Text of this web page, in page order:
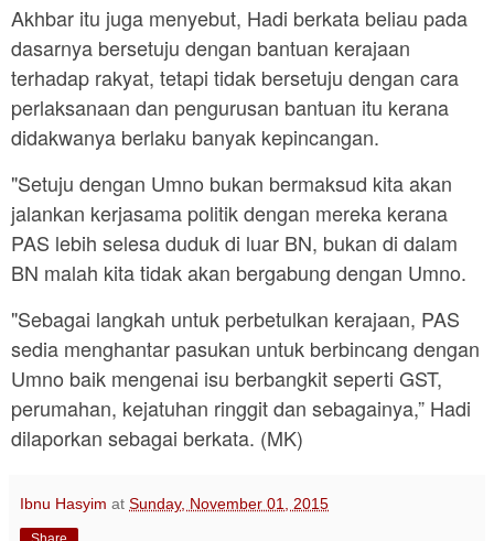
Akhbar itu juga menyebut, Hadi berkata beliau pada
dasarnya bersetuju dengan bantuan kerajaan
terhadap rakyat, tetapi tidak bersetuju dengan cara
perlaksanaan dan pengurusan bantuan itu kerana
didakwanya berlaku banyak kepincangan.
"Setuju dengan Umno bukan bermaksud kita akan
jalankan kerjasama politik dengan mereka kerana
PAS lebih selesa duduk di luar BN, bukan di dalam
BN malah kita tidak akan bergabung dengan Umno.
"Sebagai langkah untuk perbetulkan kerajaan, PAS
sedia menghantar pasukan untuk berbincang dengan
Umno baik mengenai isu berbangkit seperti GST,
perumahan, kejatuhan ringgit dan sebagainya,” Hadi
dilaporkan sebagai berkata. (MK)
Ibnu Hasyim at Sunday, November 01, 2015